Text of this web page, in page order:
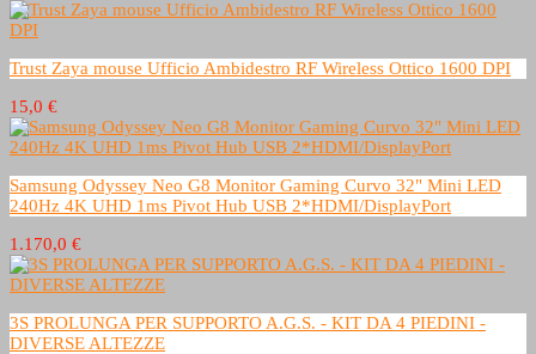
Trust Zaya mouse Ufficio Ambidestro RF Wireless Ottico 1600 DPI
15,0 €
Samsung Odyssey Neo G8 Monitor Gaming Curvo 32" Mini LED
240Hz 4K UHD 1ms Pivot Hub USB 2*HDMI/DisplayPort
1.170,0 €
3S PROLUNGA PER SUPPORTO A.G.S. - KIT DA 4 PIEDINI -
DIVERSE ALTEZZE